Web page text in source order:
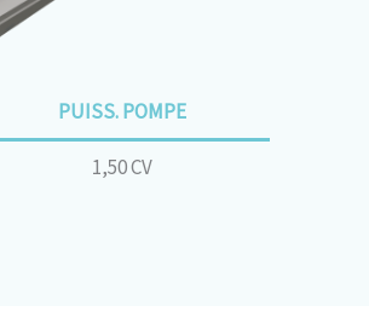
PUISS. POMPE
1,50 CV